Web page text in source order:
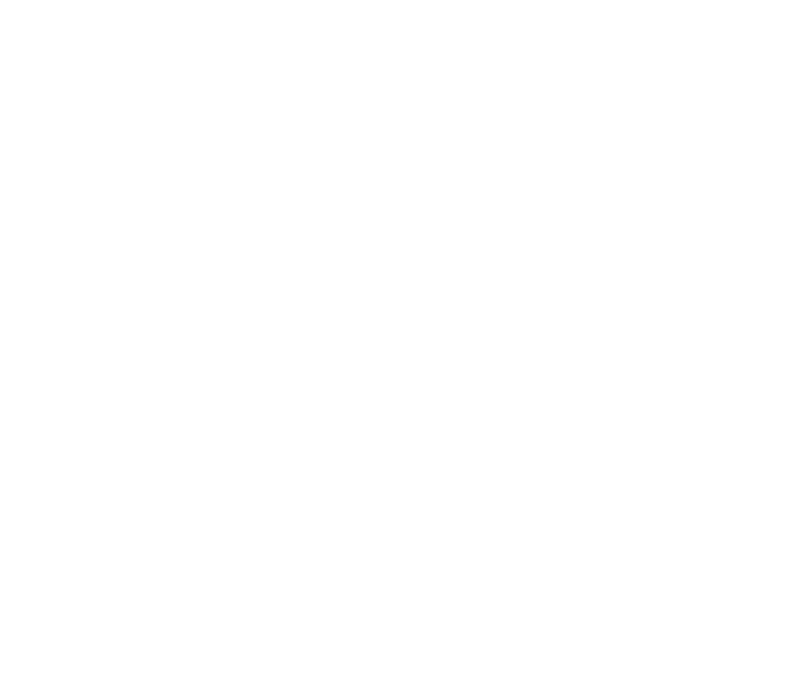
og lær af din
hvor dit selvværd er intakt
års erfaring i udviklings- og selvværdsproblematikker.